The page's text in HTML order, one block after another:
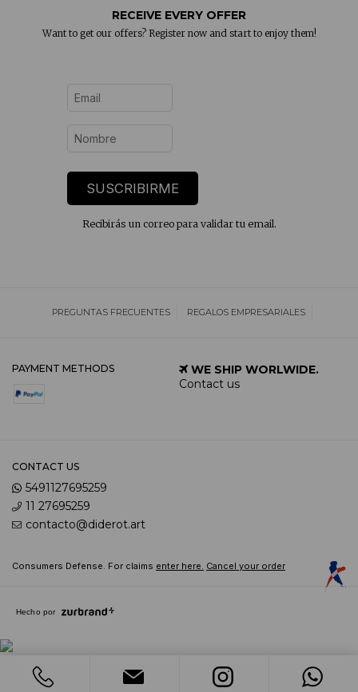
RECEIVE EVERY OFFER
Want to get our offers? Register now and start to enjoy them!
SUSCRIBIRME
Recibirás un correo para validar tu email.
PREGUNTAS FRECUENTES REGALOS EMPRESARIALES
PAYMENT METHODS
WE SHIP WORLWIDE.
Contact us
CONTACT US
5491127695259
11 27695259
contacto@diderot.art
Consumers Defense. For claims enter here. Cancel your order
Hecho por